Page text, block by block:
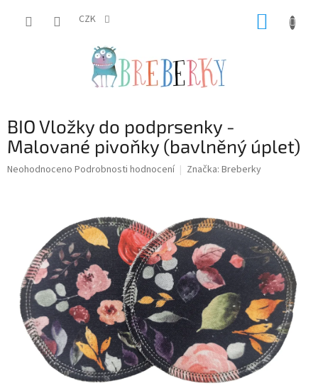
CZK
BIO Vložky do podprsenky -
Malované pivoňky (bavlněný úplet)
Průměrné
hvězdiček.
Neohodnoceno Podrobnosti hodnocení Značka: Breberky